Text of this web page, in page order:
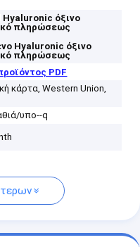
όξινο
πληρώσεως
Hyaluronic όξινο
πληρώσεως
PDF
κάρτα, Western Union,
υπο--q